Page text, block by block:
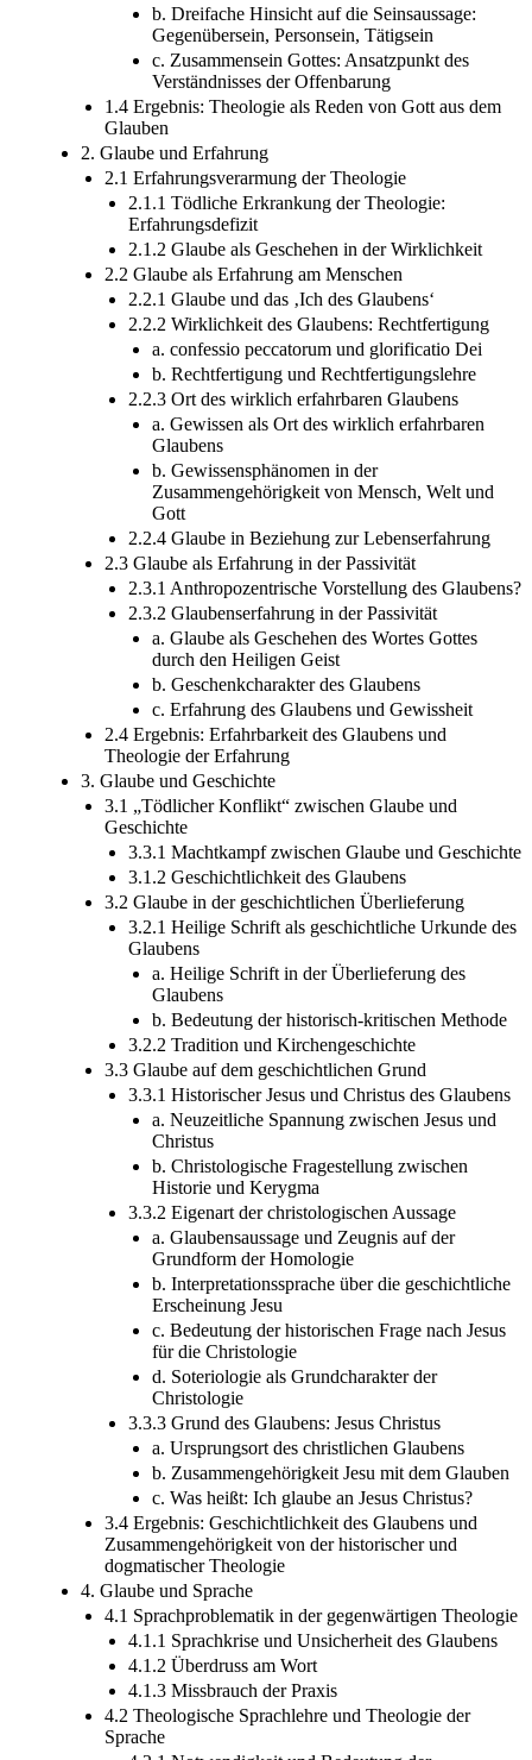
b. Dreifache Hinsicht auf die Seinsaussage:
Gegenübersein, Personsein, Tätigsein
c. Zusammensein Gottes: Ansatzpunkt des
Verständnisses der Offenbarung
1.4 Ergebnis: Theologie als Reden von Gott aus dem
Glauben
2. Glaube und Erfahrung
2.1 Erfahrungsverarmung der Theologie
2.1.1 Tödliche Erkrankung der Theologie:
Erfahrungsdefizit
2.1.2 Glaube als Geschehen in der Wirklichkeit
2.2 Glaube als Erfahrung am Menschen
2.2.1 Glaube und das ‚Ich des Glaubens‘
2.2.2 Wirklichkeit des Glaubens: Rechtfertigung
a. confessio peccatorum und glorificatio Dei
b. Rechtfertigung und Rechtfertigungslehre
2.2.3 Ort des wirklich erfahrbaren Glaubens
a. Gewissen als Ort des wirklich erfahrbaren
Glaubens
b. Gewissensphänomen in der
Zusammengehörigkeit von Mensch, Welt und
Gott
2.2.4 Glaube in Beziehung zur Lebenserfahrung
2.3 Glaube als Erfahrung in der Passivität
2.3.1 Anthropozentrische Vorstellung des Glaubens?
2.3.2 Glaubenserfahrung in der Passivität
a. Glaube als Geschehen des Wortes Gottes
durch den Heiligen Geist
b. Geschenkcharakter des Glaubens
c. Erfahrung des Glaubens und Gewissheit
2.4 Ergebnis: Erfahrbarkeit des Glaubens und
Theologie der Erfahrung
3. Glaube und Geschichte
3.1 „Tödlicher Konflikt“ zwischen Glaube und
Geschichte
3.3.1 Machtkampf zwischen Glaube und Geschichte
3.1.2 Geschichtlichkeit des Glaubens
3.2 Glaube in der geschichtlichen Überlieferung
3.2.1 Heilige Schrift als geschichtliche Urkunde des
Glaubens
a. Heilige Schrift in der Überlieferung des
Glaubens
b. Bedeutung der historisch-kritischen Methode
3.2.2 Tradition und Kirchengeschichte
3.3 Glaube auf dem geschichtlichen Grund
3.3.1 Historischer Jesus und Christus des Glaubens
a. Neuzeitliche Spannung zwischen Jesus und
Christus
b. Christologische Fragestellung zwischen
Historie und Kerygma
3.3.2 Eigenart der christologischen Aussage
a. Glaubensaussage und Zeugnis auf der
Grundform der Homologie
b. Interpretationssprache über die geschichtliche
Erscheinung Jesu
c. Bedeutung der historischen Frage nach Jesus
für die Christologie
d. Soteriologie als Grundcharakter der
Christologie
3.3.3 Grund des Glaubens: Jesus Christus
a. Ursprungsort des christlichen Glaubens
b. Zusammengehörigkeit Jesu mit dem Glauben
c. Was heißt: Ich glaube an Jesus Christus?
3.4 Ergebnis: Geschichtlichkeit des Glaubens und
Zusammengehörigkeit von der historischer und
dogmatischer Theologie
4. Glaube und Sprache
4.1 Sprachproblematik in der gegenwärtigen Theologie
4.1.1 Sprachkrise und Unsicherheit des Glaubens
4.1.2 Überdruss am Wort
4.1.3 Missbrauch der Praxis
4.2 Theologische Sprachlehre und Theologie der
Sprache